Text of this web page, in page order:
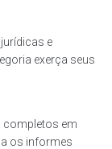
e
exerça seus
completos em
os informes